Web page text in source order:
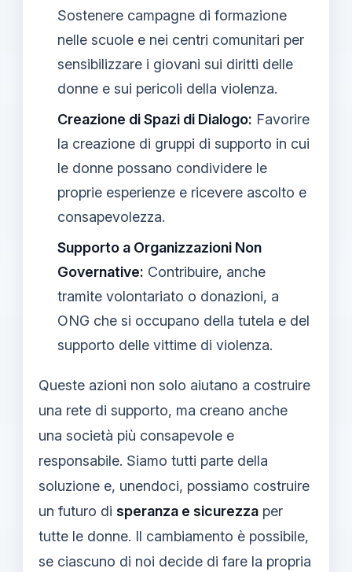
Sostenere campagne di formazione
nelle scuole e nei centri comunitari per
sensibilizzare i giovani sui diritti delle
donne e sui pericoli della violenza.
Creazione di Spazi di Dialogo: Favorire
la creazione di gruppi di supporto in cui
le donne possano condividere le
proprie esperienze e ricevere ascolto e
consapevolezza.
Supporto a Organizzazioni Non
Governative: Contribuire, anche
tramite volontariato o donazioni, a
ONG che si occupano della tutela e del
supporto delle vittime di violenza.
Queste azioni non solo aiutano a costruire
una rete di supporto, ma creano anche
una società più consapevole e
responsabile. Siamo tutti parte della
soluzione e, unendoci, possiamo costruire
un futuro di speranza e sicurezza per
tutte le donne. Il cambiamento è possibile,
se ciascuno di noi decide di fare la propria